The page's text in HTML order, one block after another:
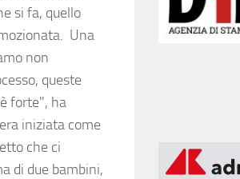
si fa, quello
Una
non
queste
forte", ha
iniziata come
che ci
di due bambini,